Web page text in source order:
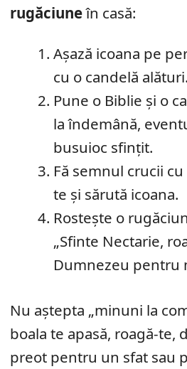
rugăciuneîn casă:
Așază icoana pe
cu o candelă alături.
Pune o Biblie și o
la îndemână,
busuioc sfințit.
Fă semnul crucii
te și sărută icoana.
Rostește o
„Sfinte Nectarie,
Dumnezeu pentru
Nu aștepta „minuni la
boala te apasă, roagă-te,
preot pentru un sfat sau